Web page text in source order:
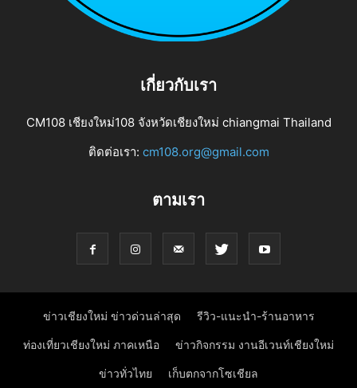
เกี่ยวกับเรา
CM108 เชียงใหม่108 จังหวัดเชียงใหม่ chiangmai Thailand
ติดต่อเรา: cm108.org@gmail.com
ตามเรา
ข่าวเชียงใหม่ ข่าวด่วนล่าสุด รีวิว-แนะนำ-ร้านอาหาร
ท่องเที่ยวเชียงใหม่ ภาคเหนือ ข่าวกิจกรรม งานอีเวนท์เชียงใหม่
ข่าวทั่วไทย เก็บตกจากโซเชียล